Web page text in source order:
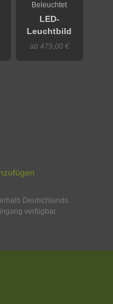
Beleuchtet
LED-
Leuchtbild
ab 479,00 €
Deutschlands.
verfügbar.